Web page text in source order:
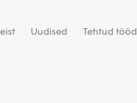
Uudised Tehtud tööd